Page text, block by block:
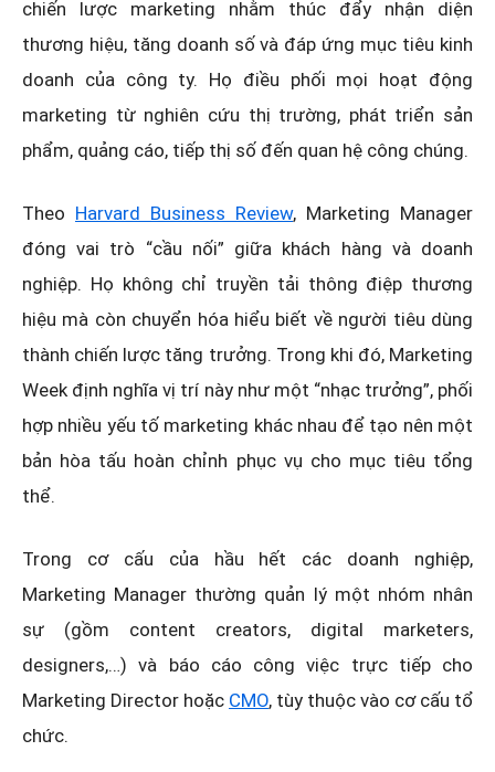
chiến lược marketing nhằm thúc đẩy nhận diện
thương hiệu, tăng doanh số và đáp ứng mục tiêu kinh
doanh của công ty. Họ điều phối mọi hoạt động
marketing từ nghiên cứu thị trường, phát triển sản
phẩm, quảng cáo, tiếp thị số đến quan hệ công chúng.
Theo Harvard Business Review, Marketing Manager
đóng vai trò “cầu nối” giữa khách hàng và doanh
nghiệp. Họ không chỉ truyền tải thông điệp thương
hiệu mà còn chuyển hóa hiểu biết về người tiêu dùng
thành chiến lược tăng trưởng. Trong khi đó, Marketing
Week định nghĩa vị trí này như một “nhạc trưởng”, phối
hợp nhiều yếu tố marketing khác nhau để tạo nên một
bản hòa tấu hoàn chỉnh phục vụ cho mục tiêu tổng
thể.
Trong cơ cấu của hầu hết các doanh nghiệp,
Marketing Manager thường quản lý một nhóm nhân
sự (gồm content creators, digital marketers,
designers,…) và báo cáo công việc trực tiếp cho
Marketing Director hoặc CMO, tùy thuộc vào cơ cấu tổ
chức.